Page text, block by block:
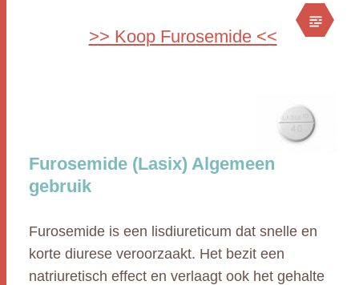
>> Koop Furosemide <<
Furosemide (Lasix) Algemeen
gebruik
Furosemide is een lisdiureticum dat snelle en
korte diurese veroorzaakt. Het bezit een
natriuretisch effect en verlaagt ook het gehalte